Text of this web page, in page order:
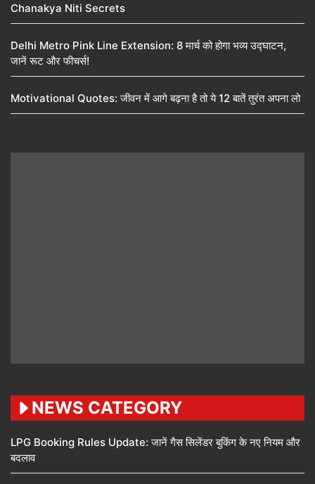
Chanakya Niti Secrets
Delhi Metro Pink Line Extension: 8 मार्च को होगा भव्य उद्घाटन,
जानें रूट और फीचर्स!
Motivational Quotes: जीवन में आगे बढ़ना है तो ये 12 बातें तुरंत अपना लो
NEWS CATEGORY
LPG Booking Rules Update: जानें गैस सिलेंडर बुकिंग के नए नियम और
बदलाव